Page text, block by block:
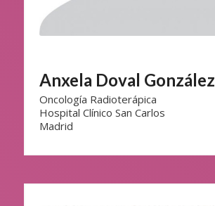
Anxela Doval González
Oncología Radioterápica
Hospital Clínico San Carlos
Madrid